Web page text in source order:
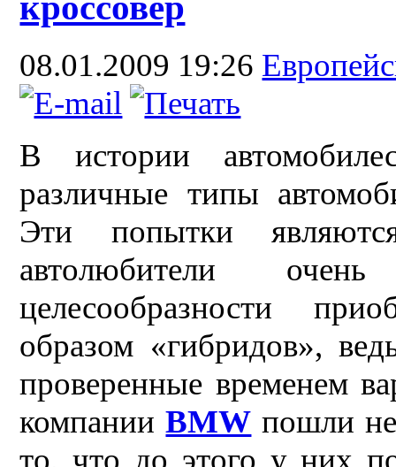
08.01.2009 19:26
В истории
различные типы
Эти попытки
автолюбители
целесообразности
образом «гибридов»,
проверенные временем
компанииBMW пошли
то, что до этого у них